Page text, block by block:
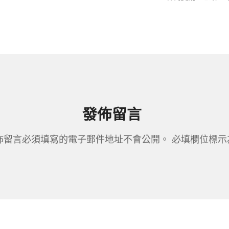
發佈留言
留言必須填寫的電子郵件地址不會公開。 必填欄位標